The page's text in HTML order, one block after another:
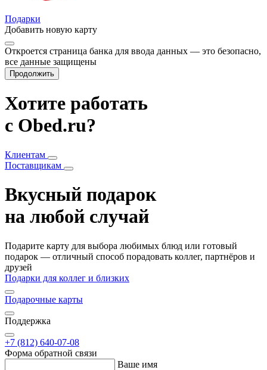
Подарки
Добавить новую карту
Откроется страница банка для ввода данных — это безопасно,
все данные защищены
Продолжить
Хотите работать
с Obed.ru?
Клиентам
Поставщикам
Вкусный подарок
на любой случай
Подарите карту для выбора любимых блюд или готовый
подарок — отличный способ порадовать коллег, партнёров и
друзей
Подарки для коллег и близких
Подарочные карты
Поддержка
+7 (812) 640-07-08
Форма обратной связи
Ваше имя